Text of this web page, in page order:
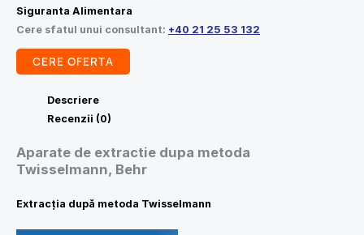
Siguranta Alimentara
Cere sfatul unui consultant: +40 21 25 53 132
CERE OFERTA
Descriere
Recenzii (0)
Aparate de extractie dupa metoda
Twisselmann, Behr
Extracţia după metoda Twisselmann